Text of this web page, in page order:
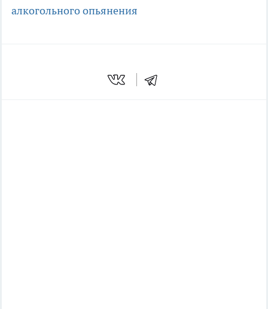
алкогольного опьянения